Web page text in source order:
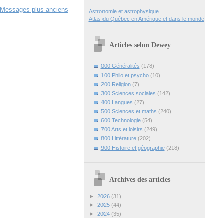
Messages plus anciens
Astronomie et astrophysique
Atlas du Québec en Amérique et dans le monde
Articles selon Dewey
000 Généralités (178)
100 Philo et psycho (10)
200 Religion (7)
300 Sciences sociales (142)
400 Langues (27)
500 Sciences et maths (240)
600 Technologie (54)
700 Arts et loisirs (249)
800 Littérature (202)
900 Histoire et géographie (218)
Archives des articles
► 2026 (31)
► 2025 (44)
► 2024 (35)